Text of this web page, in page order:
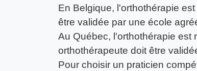
En Belgique, l'orthothérapie
être validée par une école
Au Québec, l'orthothérapie est
orthothérapeute doit être
Pour choisir un praticien